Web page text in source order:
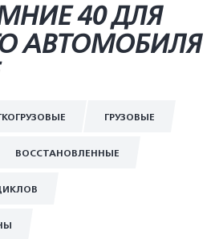
40 ДЛЯ
АВТОМОБИЛЯ
ГРУЗОВЫЕ
ВОССТАНОВЛЕННЫЕ